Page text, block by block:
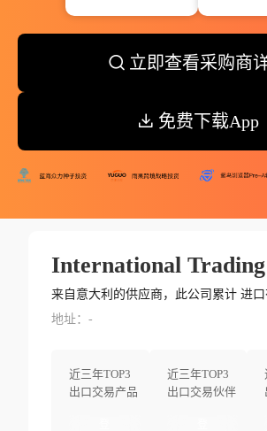
立即查看采购商
免费下载App
来自意大利的供应商，此公司累计 进
地址：-
近三年TOP3
出口交易产品
近三年TOP3
出口交易伙伴